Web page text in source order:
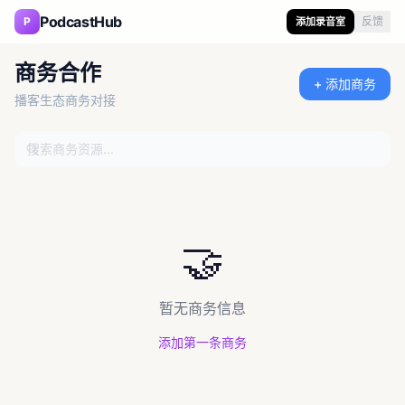
P PodcastHub 添加录音室 反馈
商务合作
播客生态商务对接
+ 添加商务
🤝
暂无商务信息
添加第一条商务